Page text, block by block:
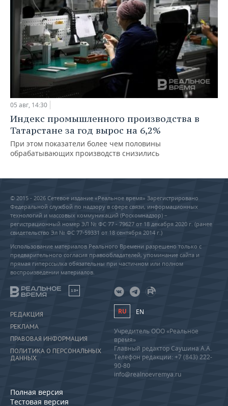
05 авг, 14:30
Индекс промышленного производства в
Татарстане за год вырос на 6,2%
При этом показатели более чем половины
обрабатывающих производств снизились
© 2015 - 2026 Сетевое издание «Реальное время» Зарегистрировано
Федеральной службой по надзору в сфере связи, информационных
технологий и массовых коммуникаций (Роскомнадзор) –
регистрационный номер ЭЛ № ФС 77 - 79627 от 18 декабря 2020 г. (ранее
свидетельство Эл № ФС 77-59331 от 18 сентября 2014 г.)
Использование материалов Реального Времени разрешено только с
предварительного согласия правообладателей, упоминание сайта и
прямая гиперссылка обязательны при частичном или полном
воспроизведении материалов.
18+
РЕДАКЦИЯ
РЕКЛАМА
ПРАВОВАЯ ИНФОРМАЦИЯ
ПОЛИТИКА О ПЕРСОНАЛЬНЫХ
ДАННЫХ
Полная версия
Тестовая версия
RU EN
Учредитель ООО «Реальное
время»
Главный редактор Саушина А.А.
Телефон редакции: +7 (843) 222-
90-80
info@realnoevremya.ru